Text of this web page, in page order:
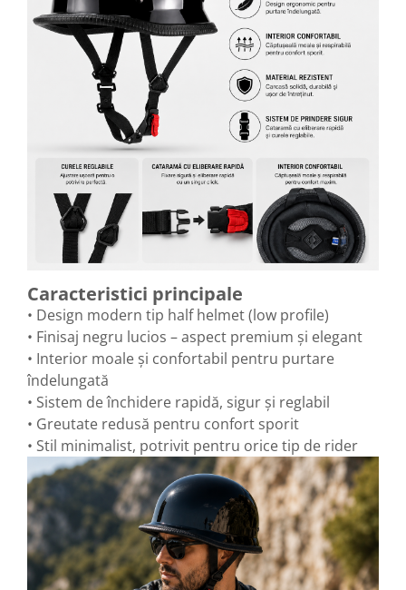
Caracteristici principale
• Design modern tip half helmet (low profile)
• Finisaj negru lucios – aspect premium și elegant
• Interior moale și confortabil pentru purtare
îndelungată
• Sistem de închidere rapidă, sigur și reglabil
• Greutate redusă pentru confort sporit
• Stil minimalist, potrivit pentru orice tip de rider